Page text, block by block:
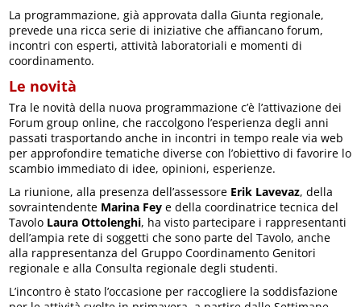
La programmazione, già approvata dalla Giunta regionale,
prevede una ricca serie di iniziative che affiancano forum,
incontri con esperti, attività laboratoriali e momenti di
coordinamento.
Le novità
Tra le novità della nuova programmazione c’è l’attivazione dei
Forum group online, che raccolgono l’esperienza degli anni
passati trasportando anche in incontri in tempo reale via web
per approfondire tematiche diverse con l’obiettivo di favorire lo
scambio immediato di idee, opinioni, esperienze.
La riunione, alla presenza dell’assessore Erik Lavevaz, della
sovraintendente Marina Fey e della coordinatrice tecnica del
Tavolo Laura Ottolenghi, ha visto partecipare i rappresentanti
dell’ampia rete di soggetti che sono parte del Tavolo, anche
alla rappresentanza del Gruppo Coordinamento Genitori
regionale e alla Consulta regionale degli studenti.
L’incontro è stato l’occasione per raccogliere la soddisfazione